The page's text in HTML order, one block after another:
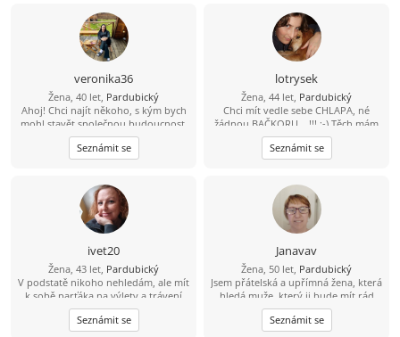
na výlet s tím pravým mužem.
veronika36
Žena, 40 let, Pardubický
Ahoj! Chci najít někoho, s kým bych
mohl stavět společnou budoucnost.
Pošli mi svůj е-mаil – je to snadné a
zdarma. Těším se na tvou zprávu!
Seznámit se
lotrysek
Žena, 44 let, Pardubický
Chci mít vedle sebe CHLAPA, né
žádnou BAČKORU... !!! :-) Těch mám
doma v botníku dost :-)
Seznámit se
ivet20
Žena, 43 let, Pardubický
V podstatě nikoho nehledám, ale mít
k sobě parťáka na výlety a trávení
společného času, není k zahození.
Seznámit se
Janavav
Žena, 50 let, Pardubický
Jsem přátelská a upřímná žena, která
hledá muže, který ji bude mít rád
takovou, jaká je
Seznámit se